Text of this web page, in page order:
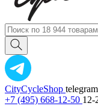
CityCycleShop
+7 (495) 668-12-50 12-